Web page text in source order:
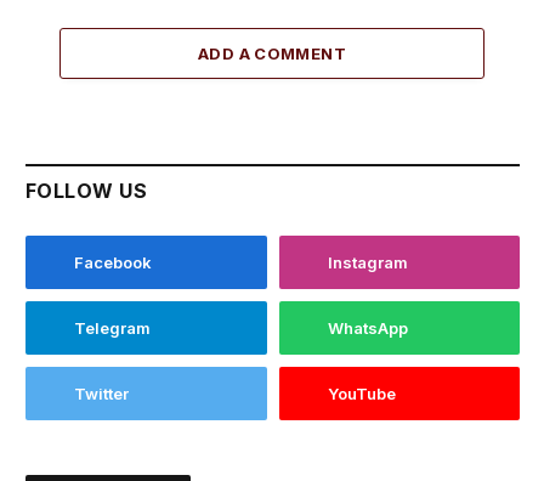
ADD A COMMENT
FOLLOW US
Facebook Instagram
Telegram WhatsApp
Twitter YouTube